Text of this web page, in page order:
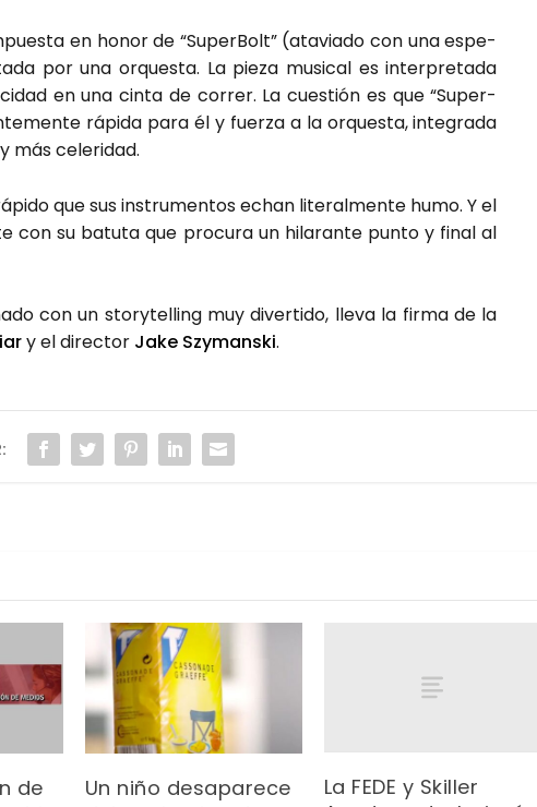
en honor de “Super­Bolt” (ata­via­do con una espe­
por una orques­ta. La pie­za musi­cal es inter­pre­ta­da
en una cin­ta de correr. La cues­tión es que “Super­
rápi­da para él y fuer­za a la orques­ta, inte­gra­da
más cele­ri­dad.
que sus ins­tru­men­tos echan lite­ral­men­te humo. Y el
con su batu­ta que pro­cu­ra un hila­ran­te pun­to y final al
con un story­te­lling muy diver­ti­do, lle­va la fir­ma de la
y el direc­tor Jake Szy­mans­ki.
de
Un niño desaparece
La FEDE y Skiller